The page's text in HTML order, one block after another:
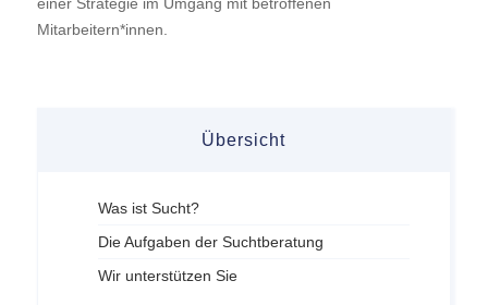
Mitarbeitern*innen.
Übersicht
Was ist Sucht?
Die Aufgaben der Suchtberatung
Wir unterstützen Sie